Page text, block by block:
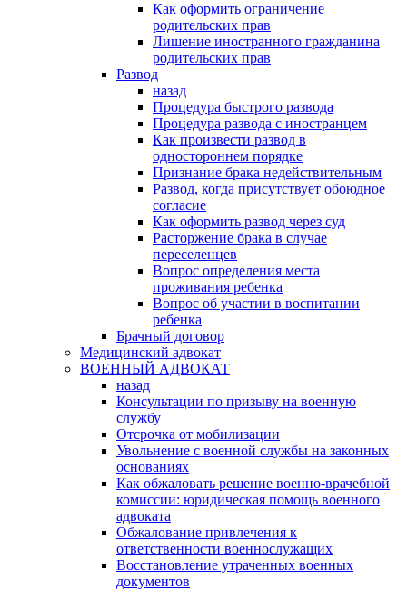
Как оформить ограничение
родительских прав
Лишение иностранного гражданина
родительских прав
Развод
назад
Процедура быстрого развода
Процедура развода с иностранцем
Как произвести развод в
одностороннем порядке
Признание брака недействительным
Развод, когда присутствует обоюдное
согласие
Как оформить развод через суд
Расторжение брака в случае
переселенцев
Вопрос определения места
проживания ребенка
Вопрос об участии в воспитании
ребенка
Брачный договор
Медицинский адвокат
ВОЕННЫЙ АДВОКАТ
назад
Консультации по призыву на военную
службу
Отсрочка от мобилизации
Увольнение с военной службы на законных
основаниях
Как обжаловать решение военно-врачебной
комиссии: юридическая помощь военного
адвоката
Обжалование привлечения к
ответственности военнослужащих
Восстановление утраченных военных
документов